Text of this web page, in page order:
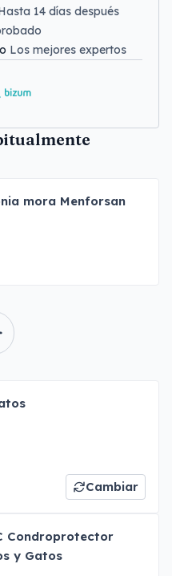
14 días después
Los mejores expertos
mora Menforsan
Cambiar
Condroprotector
y Gatos